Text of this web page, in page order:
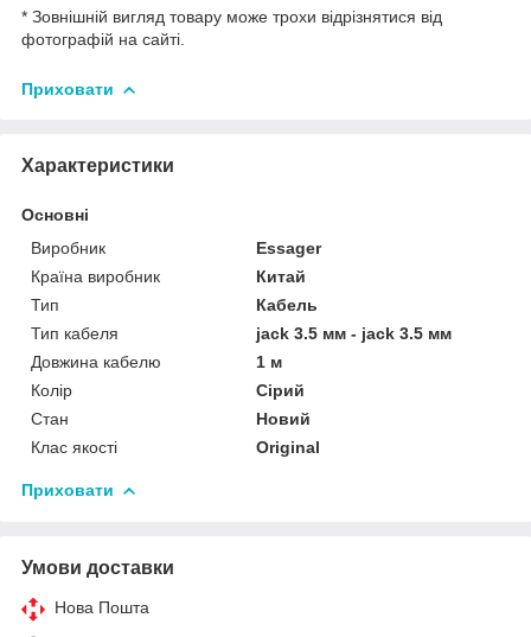
* Зовнішній вигляд товару може трохи відрізнятися від
фотографій на сайті.
Приховати
Характеристики
Основні
Виробник
Essager
Країна виробник
Китай
Тип
Кабель
Тип кабеля
jack 3.5 мм - jack 3.5 мм
Довжина кабелю
1 м
Колір
Сірий
Стан
Новий
Клас якості
Original
Приховати
Умови доставки
Нова Пошта